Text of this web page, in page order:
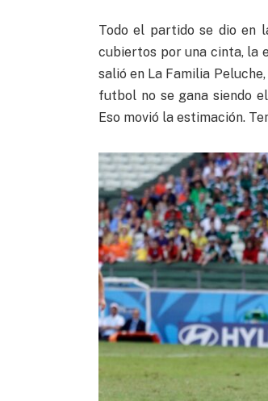
Todo el partido se dio en
cubiertos por una cinta, la
salió en La Familia
futbol no se gana siendo
Eso movió la estimación.